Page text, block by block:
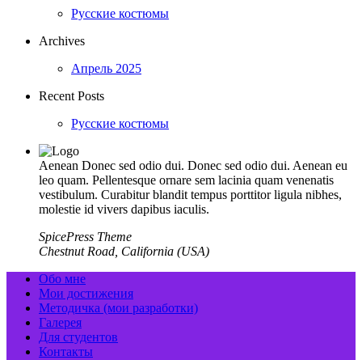
Русские костюмы
Archives
Апрель 2025
Recent Posts
Русские костюмы
Aenean Donec sed odio dui. Donec sed odio dui. Aenean eu
leo quam. Pellentesque ornare sem lacinia quam venenatis
vestibulum. Curabitur blandit tempus porttitor ligula nibhes,
molestie id vivers dapibus iaculis.
SpicePress Theme
Chestnut Road, California (USA)
Обо мне
Мои достижения
Методичка (мои разработки)
Галерея
Для студентов
Контакты